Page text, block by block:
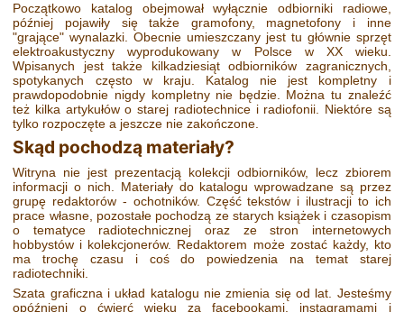
Początkowo katalog obejmował wyłącznie odbiorniki radiowe,
później pojawiły się także gramofony, magnetofony i inne
"grające" wynalazki. Obecnie umieszczany jest tu głównie sprzęt
elektroakustyczny wyprodukowany w Polsce w XX wieku.
Wpisanych jest także kilkadziesiąt odbiorników zagranicznych,
spotykanych często w kraju. Katalog nie jest kompletny i
prawdopodobnie nigdy kompletny nie będzie. Można tu znaleźć
też kilka artykułów o starej radiotechnice i radiofonii. Niektóre są
tylko rozpoczęte a jeszcze nie zakończone.
Skąd pochodzą materiały?
Witryna nie jest prezentacją kolekcji odbiorników, lecz zbiorem
informacji o nich. Materiały do katalogu wprowadzane są przez
grupę redaktorów - ochotników. Część tekstów i ilustracji to ich
prace własne, pozostałe pochodzą ze starych książek i czasopism
o tematyce radiotechnicznej oraz ze stron internetowych
hobbystów i kolekcjonerów. Redaktorem może zostać każdy, kto
ma trochę czasu i coś do powiedzenia na temat starej
radiotechniki.
Szata graficzna i układ katalogu nie zmienia się od lat. Jesteśmy
opóźnieni o ćwierć wieku za facebookami, instagramami i